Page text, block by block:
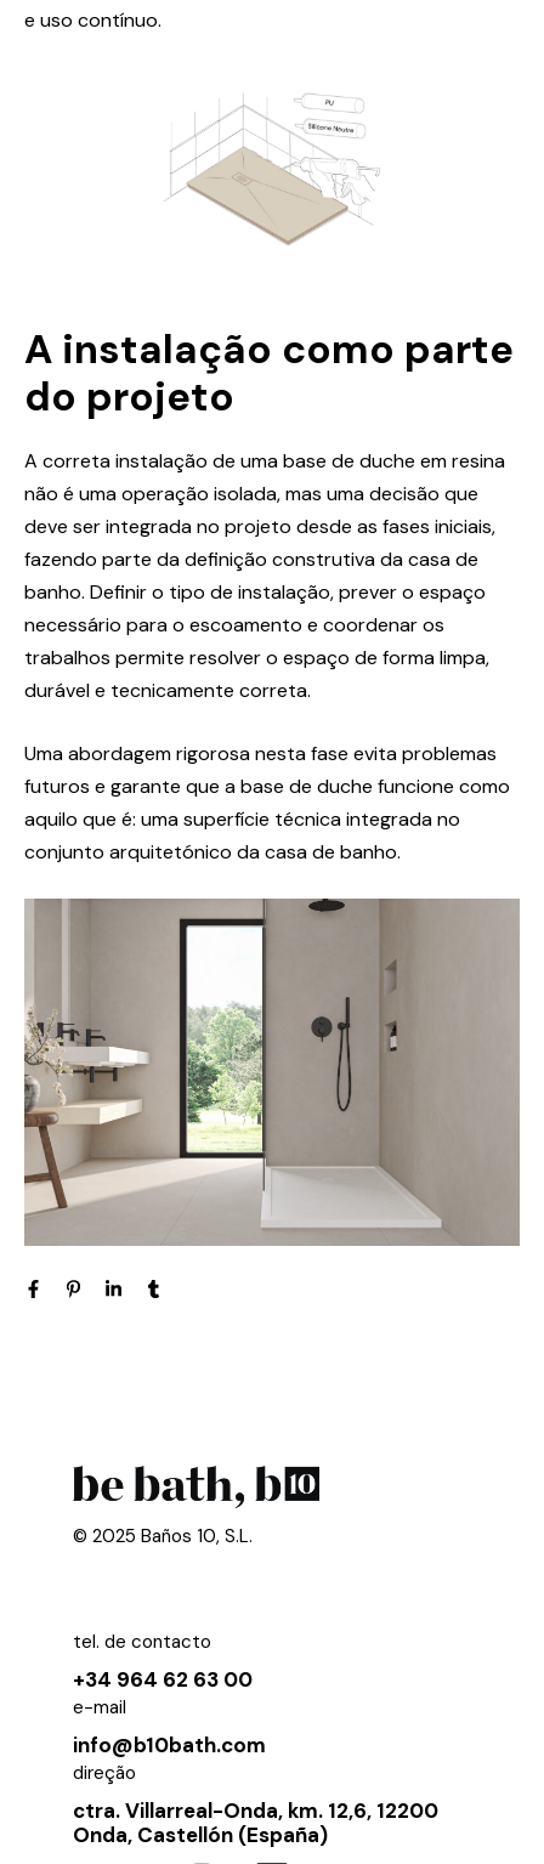
e uso contínuo.
A instalação como parte
do projeto
A correta instalação de uma base de duche em resina
não é uma operação isolada, mas uma decisão que
deve ser integrada no projeto desde as fases iniciais,
fazendo parte da definição construtiva da casa de
banho. Definir o tipo de instalação, prever o espaço
necessário para o escoamento e coordenar os
trabalhos permite resolver o espaço de forma limpa,
durável e tecnicamente correta.
Uma abordagem rigorosa nesta fase evita problemas
futuros e garante que a base de duche funcione como
aquilo que é: uma superfície técnica integrada no
conjunto arquitetónico da casa de banho.
© 2025 Baños 10, S.L.
tel. de contacto
+34 964 62 63 00
e-mail
info@b10bath.com
direção
ctra. Villarreal-Onda, km. 12,6, 12200
Onda, Castellón (España)